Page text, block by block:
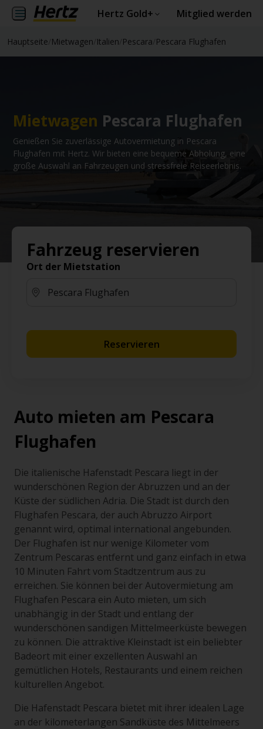
Hertz Gold+ Mitglied werden
Hauptseite Mietwagen Italien Pescara Pescara Flughafen
Mietwagen Pescara Flughafen
Genießen Sie zuverlässige Autovermietung in Pescara
Flughafen mit Hertz. Wir bieten eine bequeme Abholung, eine
große Auswahl an Fahrzeugen und stressfreie Reiseerlebnis.
Fahrzeug reservieren
Ort der Mietstation
Reservieren
Auto mieten am Pescara
Flughafen
Die italienische Hafenstadt Pescara liegt in der
wunderschönen Region der Abruzzen und an der
Küste der südlichen Adria. Die Stadt ist durch den
Flughafen Pescara, der auch Abruzzo Airport
genannt wird, optimal international angebunden.
Der Flughafen ist nur wenige Kilometer vom
Zentrum Pescaras entfernt und ganz einfach in etwa
10 Minuten Fahrt vom Stadtzentrum aus zu
erreichen. Sie können bei der Autovermietung am
Flughafen Pescara ein Auto mieten, um sich
unabhängig in der Stadt und entlang der
wunderschönen sandigen Mittelmeerküste bewegen
zu können. Die attraktive Kleinstadt ist ein beliebter
Badeort mit einer exzellenten Auswahl an
gemütlichen Hotels, Restaurants und einem reichen
kulturellen Angebot.
Die Hafenstadt Pescara bietet mit ihrer idealen Lage
an der kilometerlangen Sandküste des Mittelmeers